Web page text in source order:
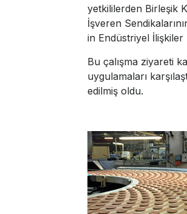
yetkililerden Birleşik
İşveren
in Endüstriyel İlişkiler
Bu çalışma ziyareti
uygulamaları
edilmiş oldu.